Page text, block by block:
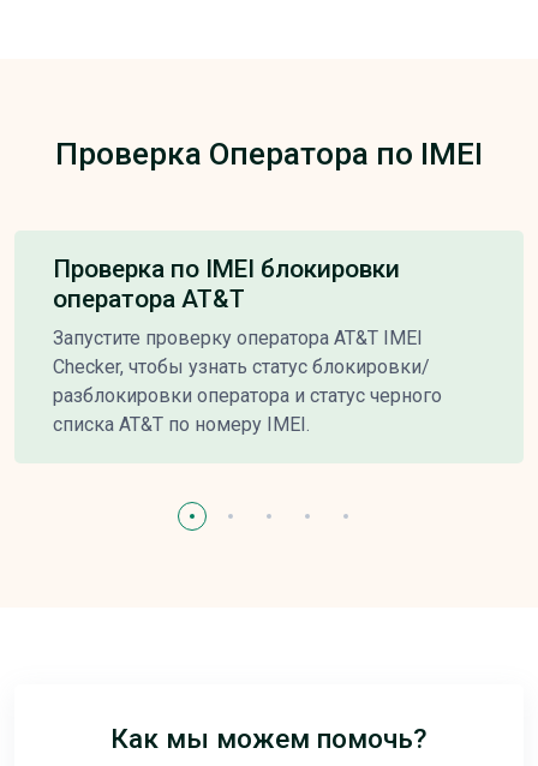
Проверка Оператора по IMEI
Проверка по IMEI блокировки
оператора AT&T
Запустите проверку оператора AT&T IMEI
Checker, чтобы узнать статус блокировки/
разблокировки оператора и статус черного
списка AT&T по номеру IMEI.
Как мы можем помочь?